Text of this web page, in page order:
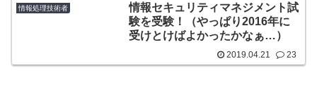
情報処理技術者
情報セキュリティマネジメント試
験を受験！（やっぱり2016年に
受けとけばよかったかなぁ…）
2019.04.21 23